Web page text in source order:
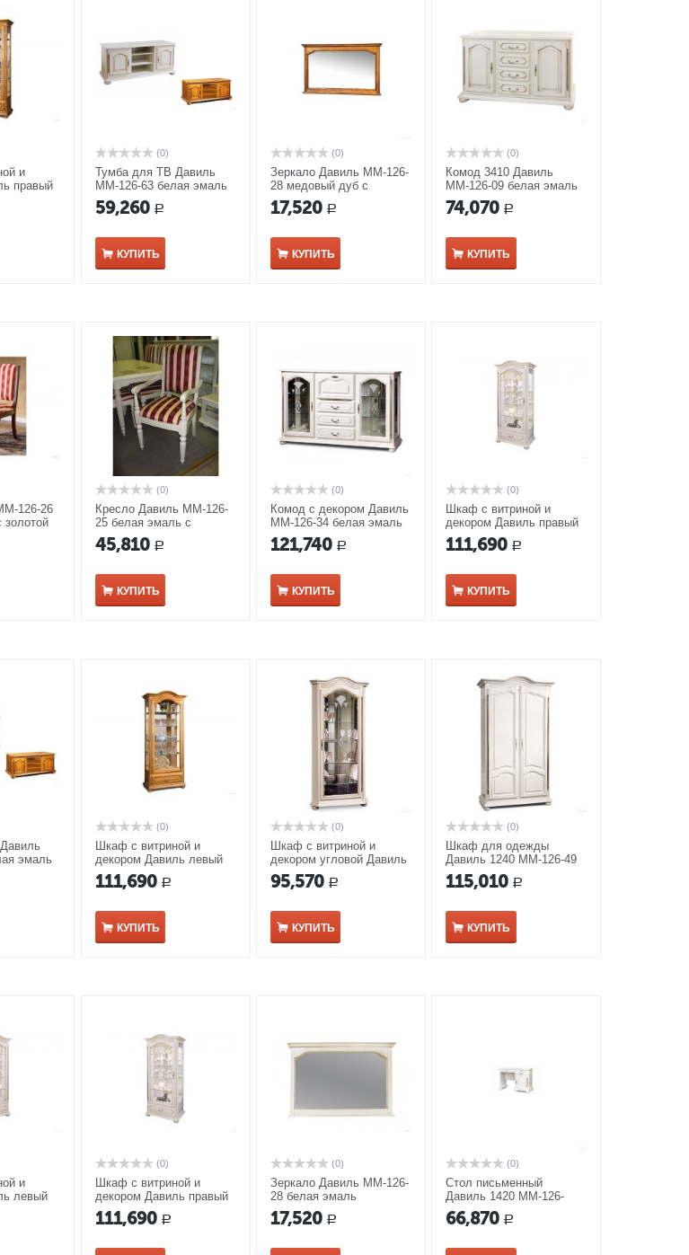
и
правый
(0)
Тумба для ТВ Давиль
ММ-126-63 белая эмаль
с золотой патиной
59,260 Р
КУПИТЬ
(0)
Зеркало Давиль ММ-126-
28 медовый дуб с
золотой патиной
17,520 Р
КУПИТЬ
(0)
Комод 3410 Давиль
ММ-126-09 белая эмаль
с золотой патиной
74,070 Р
КУПИТЬ
126-26
(0)
Кресло Давиль ММ-126-
25 белая эмаль с
золотой патиной
45,810 Р
КУПИТЬ
(0)
Комод с декором Давиль
ММ-126-34 белая эмаль
с золотой патиной
121,740 Р
КУПИТЬ
(0)
Шкаф с витриной и
декором Давиль правый
ММ-126-54П белая эмаль
111,690 Р
КУПИТЬ
эмаль
(0)
Шкаф с витриной и
декором Давиль левый
ММ-126-54Л медовый
дуб с золотой патиной
111,690 Р
КУПИТЬ
(0)
Шкаф с витриной и
декором угловой Давиль
ММ-126-50П белая эмаль
95,570 Р
КУПИТЬ
(0)
Шкаф для одежды
Давиль 1240 ММ-126-49
белая эмаль с золотой
патиной
115,010 Р
КУПИТЬ
и
левый
эмаль
(0)
Шкаф с витриной и
декором Давиль правый
ММ-126-54П белая эмаль
с золотой патиной
111,690 Р
(0)
Зеркало Давиль ММ-126-
28 белая эмаль
17,520 Р
(0)
Стол письменный
Давиль 1420 ММ-126-
01/01 белая эмаль с
золотой патиной
66,870 Р